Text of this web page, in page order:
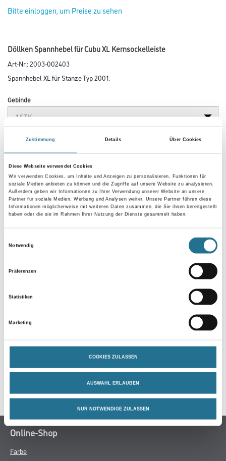
Zustimmung Details Über Cookies
Diese Webseite verwendet Cookies
Wir verwenden Cookies, um Inhalte und Anzeigen zu personalisieren, Funktionen für
soziale Medien anbieten zu können und die Zugriffe auf unsere Website zu analysieren.
Außerdem geben wir Informationen zu Ihrer Verwendung unserer Website an unsere
Partner für soziale Medien, Werbung und Analysen weiter. Unsere Partner führen diese
Informationen möglicherweise mit weiteren Daten zusammen, die Sie ihnen bereitgestellt
haben oder die sie im Rahmen Ihrer Nutzung der Dienste gesammelt haben.
Notwendig
Präferenzen
Statistiken
Marketing
COOKIES ZULASSEN
AUSWAHL ERLAUBEN
NUR NOTWENDIGE ZULASSEN
Bitte einloggen, um Preise zu sehen
Döllken Spannhebel für Cubu XL Kernsockelleiste
Art-Nr.:2003-002403
Spannhebel XL für Stanze Typ 2001.
Gebinde
Umrechnungsfaktoren
Online-Shop
Farbe